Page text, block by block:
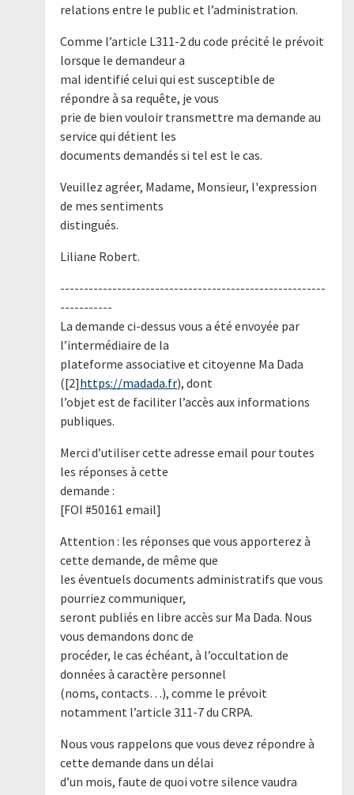
relations entre le public et l’administration.
Comme l’article L311-2 du code précité le prévoit
lorsque le demandeur a
mal identifié celui qui est susceptible de
répondre à sa requête, je vous
prie de bien vouloir transmettre ma demande au
service qui détient les
documents demandés si tel est le cas.
Veuillez agréer, Madame, Monsieur, l'expression
de mes sentiments
distingués.
Liliane Robert.
--------------------------------------------------------
-----------
La demande ci-dessus vous a été envoyée par
l’intermédiaire de la
plateforme associative et citoyenne Ma Dada
([2]https://madada.fr), dont
l’objet est de faciliter l’accès aux informations
publiques.
Merci d’utiliser cette adresse email pour toutes
les réponses à cette
demande :
[FOI #50161 email]
Attention : les réponses que vous apporterez à
cette demande, de même que
les éventuels documents administratifs que vous
pourriez communiquer,
seront publiés en libre accès sur Ma Dada. Nous
vous demandons donc de
procéder, le cas échéant, à l’occultation de
données à caractère personnel
(noms, contacts…), comme le prévoit
notamment l’article 311-7 du CRPA.
Nous vous rappelons que vous devez répondre à
cette demande dans un délai
d’un mois, faute de quoi votre silence vaudra